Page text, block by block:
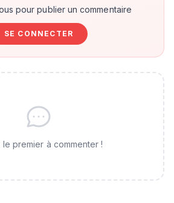
pour publier un commentaire
SE CONNECTER
premier à commenter !